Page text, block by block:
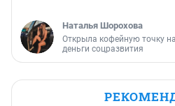
Наталья Шорохова
Открыла кофейную точку на
деньги соцразвития